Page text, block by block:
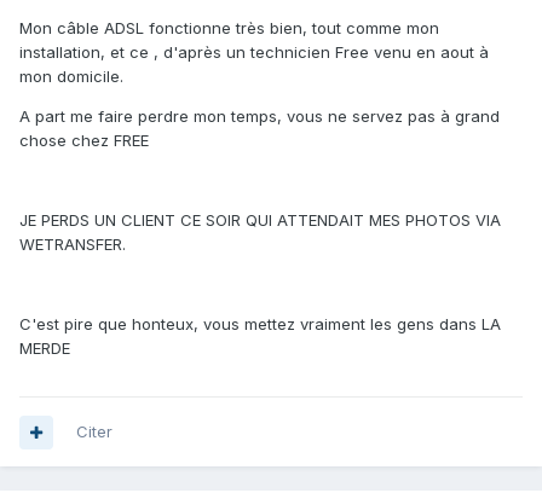
Mon câble ADSL fonctionne très bien, tout comme mon
installation, et ce , d'après un technicien Free venu en aout à
mon domicile.
A part me faire perdre mon temps, vous ne servez pas à grand
chose chez FREE
JE PERDS UN CLIENT CE SOIR QUI ATTENDAIT MES PHOTOS VIA
WETRANSFER.
C'est pire que honteux, vous mettez vraiment les gens dans LA
MERDE
Citer